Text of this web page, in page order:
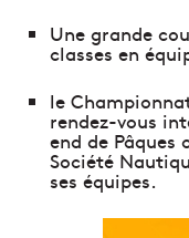
Une grande
classes en
le
rendez-vous
end de Pâques
Société
ses équipes.